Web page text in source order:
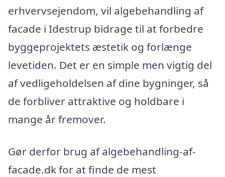
erhvervsejendom, vil algebehandling af
facade i Idestrup bidrage til at forbedre
byggeprojektets æstetik og forlænge
levetiden. Det er en simple men vigtig del
af vedligeholdelsen af dine bygninger, så
de forbliver attraktive og holdbare i
mange år fremover.
Gør derfor brug af algebehandling-af-
facade.dk for at finde de mest